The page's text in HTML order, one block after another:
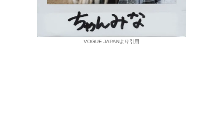
VOGUE JAPANより引用